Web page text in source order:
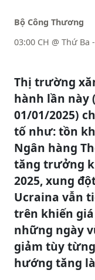
Bộ Công Thương
03:00 CH @ Thứ Ba
Thị trường
hành lần này
01/01/2025)
tố như: tồn
Ngân hàng
tăng trưởng
2025, xung
Ucraina vẫn
trên khiến
những ngày
giảm tùy
hướng tăng